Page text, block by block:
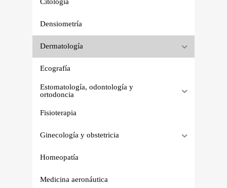
Citología
Densiometría
Dermatología
Ecografía
Estomatología, odontología y
ortodoncia
Fisioterapia
Ginecología y obstetricia
Homeopatía
Medicina aeronáutica